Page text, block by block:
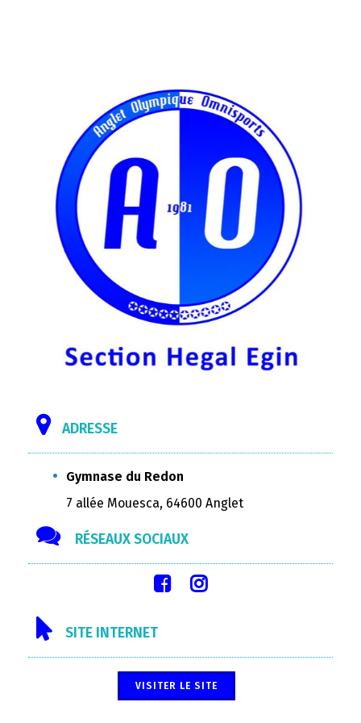
ADRESSE
Gymnase du Redon
7 allée Mouesca, 64600 Anglet
RÉSEAUX SOCIAUX
SITE INTERNET
VISITER LE SITE